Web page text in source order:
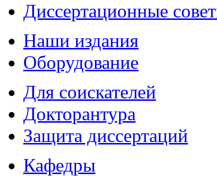
Диссертационные
Наши издания
Оборудование
Для соискателей
Докторантура
Защита диссертаций
Кафедры